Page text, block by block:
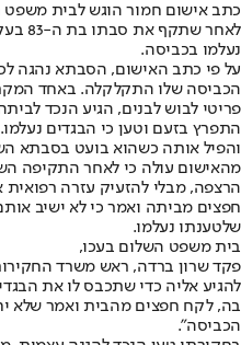
לאחר
נעלמו בכביסה.
על פי כתב האישום, הסבתא נהגה
פריטי לבוש לבנים, הגיע הנכד
התפרץ בזעם וטען כי הבגדים
והפיל אותה כשהוא בועט בסבתא
מהאישום עולה כי לאחר התקיפה
הרצפה, מבלי להזעיק עזרה רפואית
חפצים מביתה ואמר כי לא ישיב
שלטענתו נעלמו.
בית משפט השלום בעכו,
פקד שרון ברדה, ראש משרד
להגיע אליה כדי שתכבס לו את
בה, לקח חפצים מהבית ואמר שלא
הכביסה".